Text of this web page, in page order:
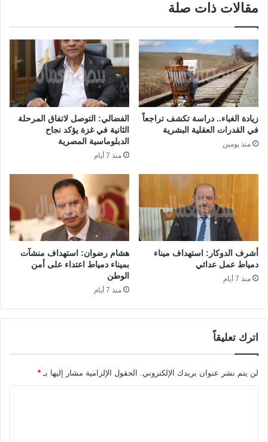
مقالات ذات صلة
زيادة الغباء.. دراسة تكشف تراجعاً
في القدرات العقلية البشرية
منذ يومين
الفضالي: التوصل لاتفاق المرحلة
الثانية في غزة يؤكد نجاح
الدبلوماسية المصرية
منذ 7 أيام
أشرف الدوكار: استهداف ميناء
دمياط عمل عدائي
منذ 7 أيام
هشام رضوان: استهداف منشآت
بميناء دمياط اعتداء على أمن
الوطن
منذ 7 أيام
اترك تعليقاً
لن يتم نشر عنوان بريدك الإلكتروني. الحقول الإلزامية مشار إليها بـ *